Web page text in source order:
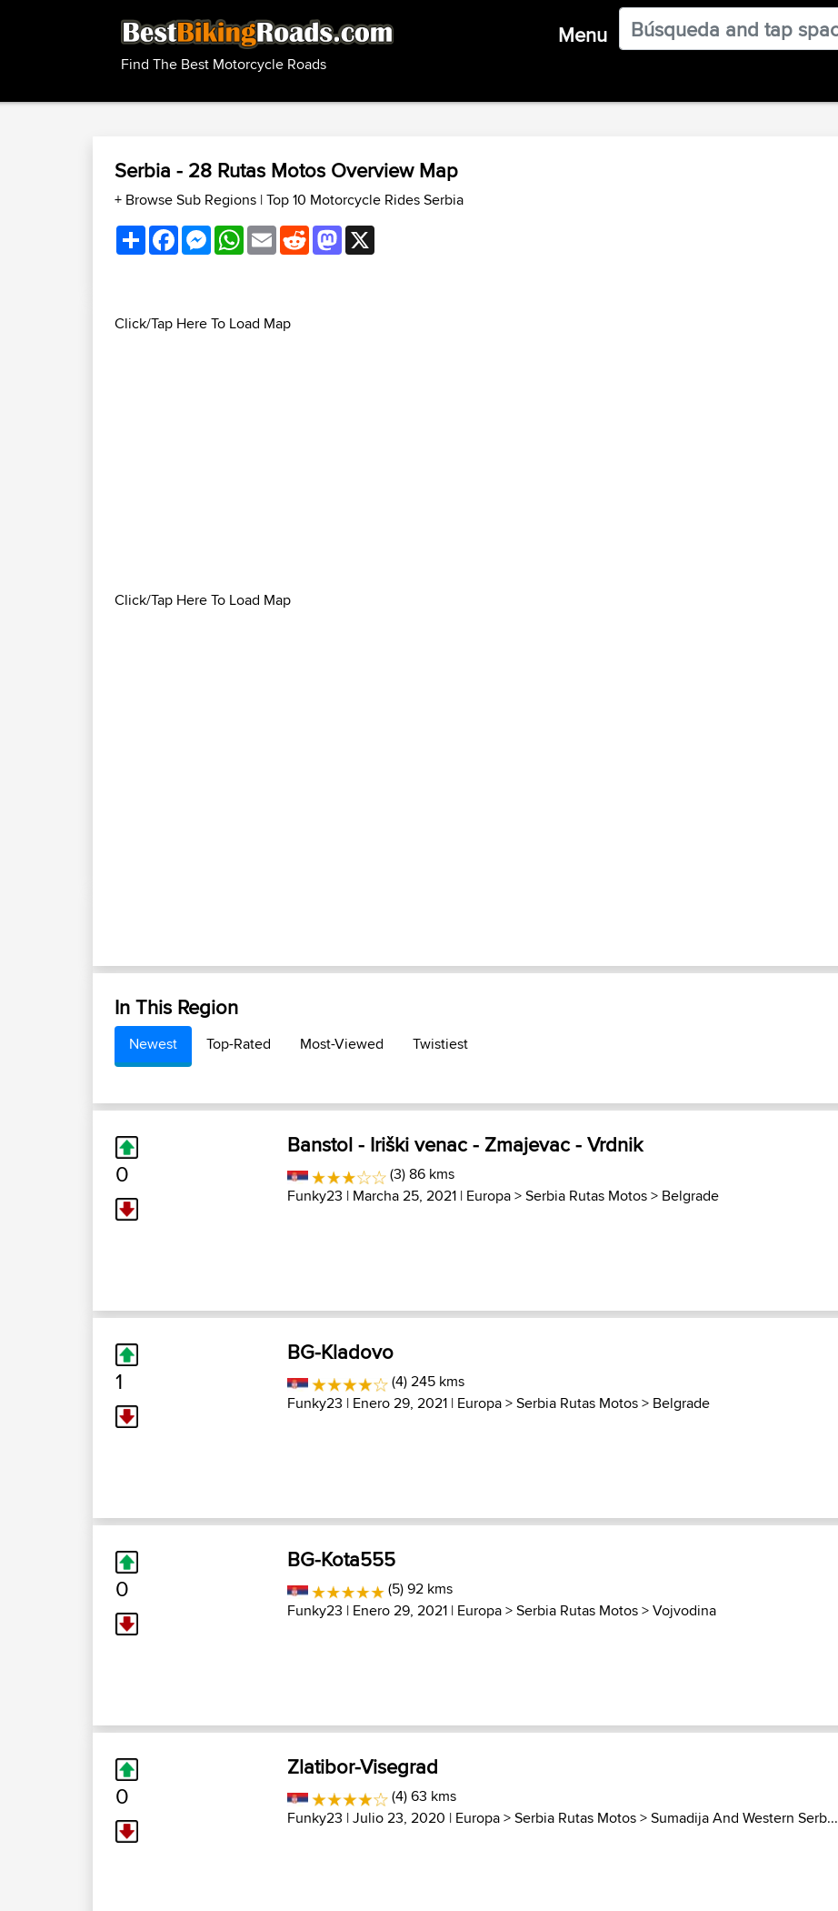
Find The Best Motorcycle Roads
Menu
Serbia - 28 Rutas Motos Overview Map
+ Browse Sub Regions |Top 10 Motorcycle Rides Serbia
ShareFacebookMessenger
WhatsApp
EmailRedditMastodon
Click/Tap Here To Load Map
Click/Tap Here To Load Map
In This Region
Newest Top-Rated Most-Viewed Twistiest
0
Banstol - Iriški venac - Zmajevac - Vrdnik
(3) 86 kms
Funky23 | Marcha 25, 2021 | Europa>Serbia Rutas Motos> Belgrade
1
BG-Kladovo
(4) 245 kms
Funky23 | Enero 29, 2021 | Europa>Serbia Rutas Motos> Belgrade
0
BG-Kota555
(5) 92 kms
Funky23 | Enero 29, 2021 | Europa>Serbia Rutas Motos>Vojvodina
0
Zlatibor-Visegrad
(4) 63 kms
Funky23 | Julio 23, 2020 | Europa>Serbia Rutas Motos>Sumadija And Western Serb...